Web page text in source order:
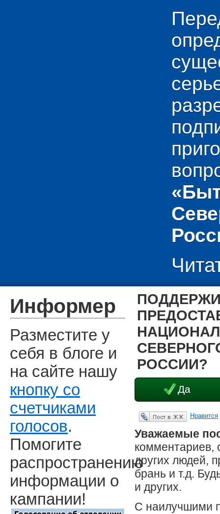
РОССИИ?
Да
Опубликовать в ЖЖ Нравится
Уважаемые
комментариев,
других людей,
брань и т.д.
и других.
С наилучшими
Информер
Разместите у
себя в блоге и
на сайте нашу
кнопку со
счетчиками
голосов.
Помогите
распространению
информации о
кампании!